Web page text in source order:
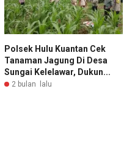
Polsek Hulu Kuantan Cek
Tanaman Jagung Di Desa
Sungai Kelelawar, Dukun...
2 bulan lalu